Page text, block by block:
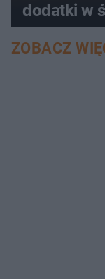
dodatki w
ZOBACZ